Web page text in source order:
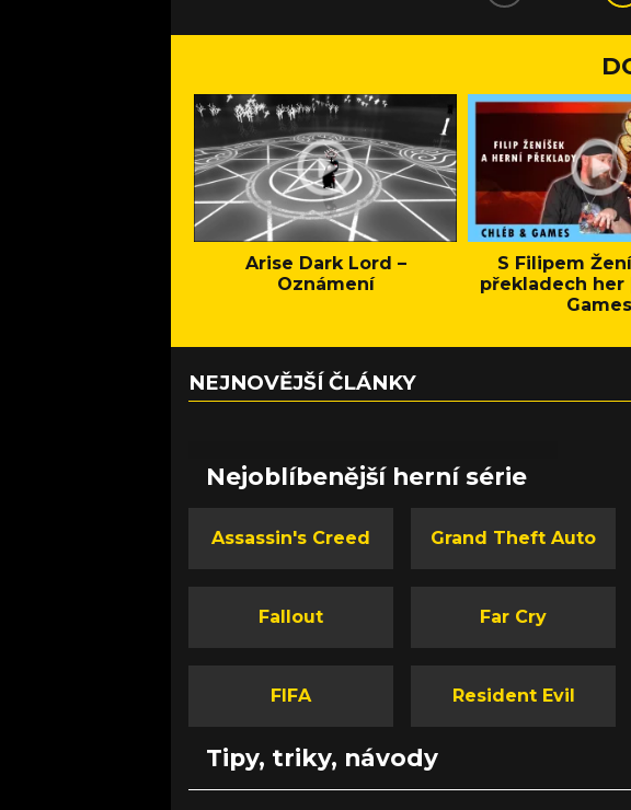
Arise Dark Lord –
Oznámení
S Filipem
překladech her
Games
NEJNOVĚJŠÍ ČLÁNKY
Nejoblíbenější herní série
Assassin's Creed Grand Theft Auto
Fallout Far Cry
FIFA Resident Evil
Tipy, triky, návody